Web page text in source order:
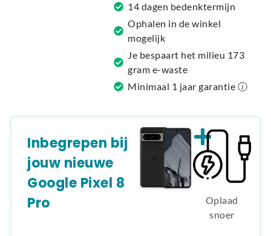
e
:
14 dagen bedenktermijn
Ophalen in de winkel
mogelijk
Je bespaart het milieu 173
gram e-waste
Minimaal 1 jaar garantie ⓘ
Inbegrepen bij
jouw nieuwe
Google Pixel 8
Pro
Oplaad
snoer